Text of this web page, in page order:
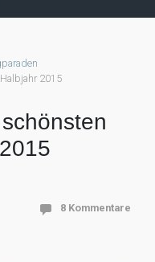
2015
8 Kommentare